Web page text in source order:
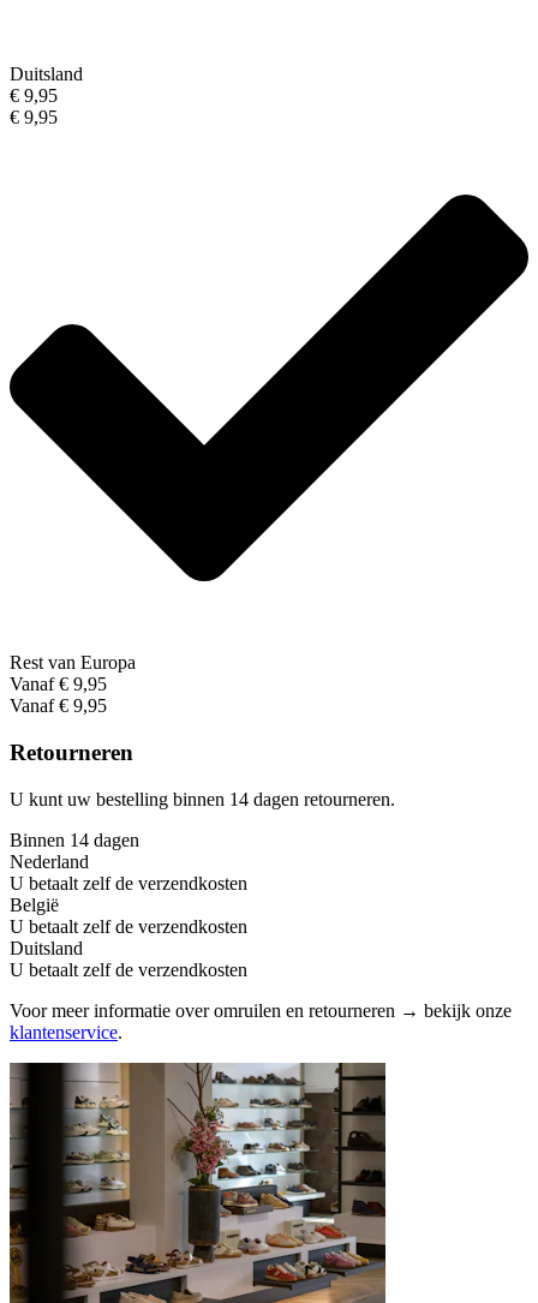
Duitsland
€ 9,95
€ 9,95
Rest van Europa
Vanaf € 9,95
Vanaf € 9,95
Retourneren
U kunt uw bestelling binnen 14 dagen retourneren.
Binnen 14 dagen
Nederland
U betaalt zelf de verzendkosten
België
U betaalt zelf de verzendkosten
Duitsland
U betaalt zelf de verzendkosten
Voor meer informatie over omruilen en retourneren → bekijk onze
klantenservice.